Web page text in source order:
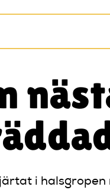
i halsgropen